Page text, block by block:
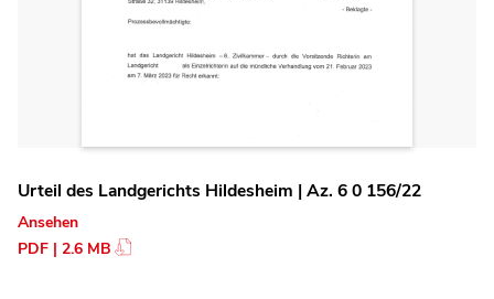
Urteil des Landgerichts Hildesheim | Az. 6 0 156/22
Ansehen
PDF | 2.6 MB